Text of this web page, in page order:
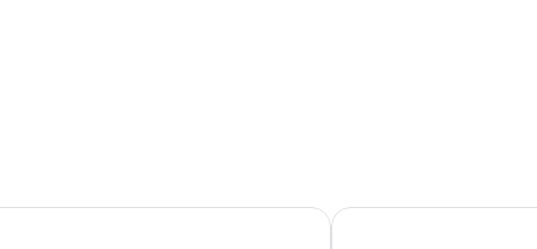
por la Isla del Círculo de Tahití Dia de buceo